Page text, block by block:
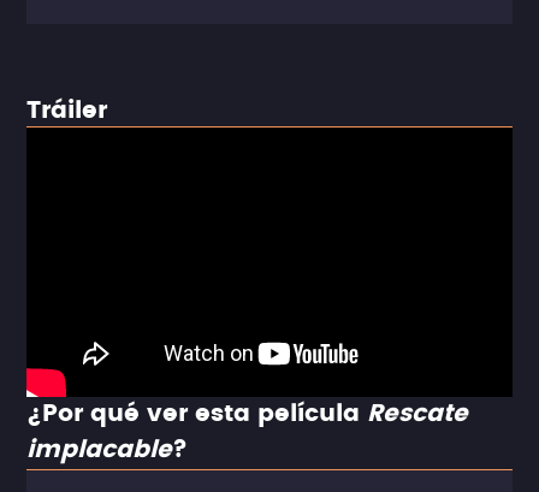
Tráiler
¿Por qué ver esta película Rescate
implacable?